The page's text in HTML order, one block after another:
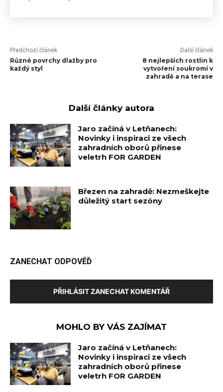
Předchozí článek
Různé povrchy dlažby pro
každý styl
Další článek
8 nejlepších rostlin k
vytvoření soukromí v
zahradě a na terase
Další články autora
Jaro začíná v Letňanech:
Novinky i inspiraci ze všech
zahradních oborů přinese
veletrh FOR GARDEN
Březen na zahradě: Nezmeškejte
důležitý start sezóny
ZANECHAT ODPOVĚĎ
PŘIHLÁSIT ZANECHAT KOMENTÁŘ
MOHLO BY VÁS ZAJÍMAT
Jaro začíná v Letňanech:
Novinky i inspiraci ze všech
zahradních oborů přinese
veletrh FOR GARDEN